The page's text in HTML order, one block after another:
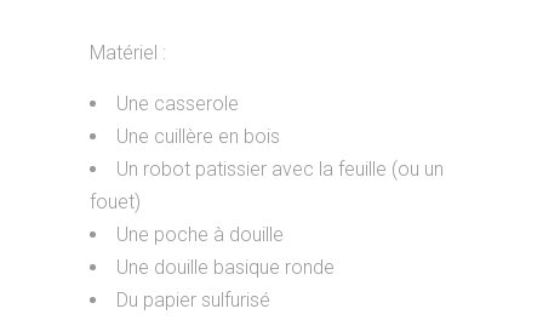
Matériel :
Une casserole
Une cuillère en bois
Un robot patissier avec la feuille (ou un
fouet)
Une poche à douille
Une douille basique ronde
Du papier sulfurisé